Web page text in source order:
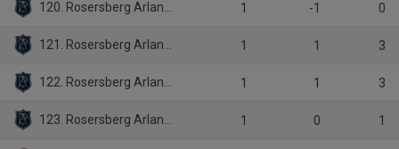
120. Rosersberg Arlanda IBK (D1) 1 -1 0
121. Rosersberg Arlanda IBK (H1) 1 1 3
122. Rosersberg Arlanda IBK JAS HJ18 1 1 3
123. Rosersberg Arlanda IBK (P10/11) 1 0 1